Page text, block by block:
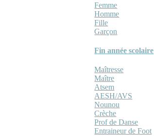
Femme
Homme
Fille
Garçon
Fin année scolaire
Maîtresse
Maître
Atsem
AESH/AVS
Nounou
Crèche
Prof de Danse
Entraineur de Foot